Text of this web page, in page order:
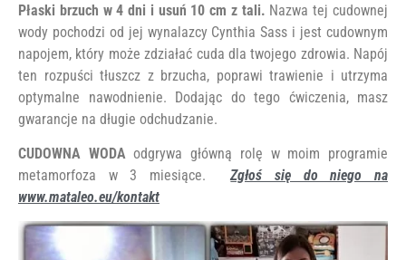
Płaski brzuch w 4 dni i usuń 10 cm z tali. Nazwa tej cudownej
wody pochodzi od jej wynalazcy Cynthia Sass i jest cudownym
napojem, który może zdziałać cuda dla twojego zdrowia. Napój
ten rozpuści tłuszcz z brzucha, poprawi trawienie i utrzyma
optymalne nawodnienie. Dodając do tego ćwiczenia, masz
gwarancje na długie odchudzanie.
CUDOWNA WODAodgrywa główną rolę w moim programie
metamorfoza w 3 miesiące.Zgłoś się do niego na
www.mataleo.eu/kontakt